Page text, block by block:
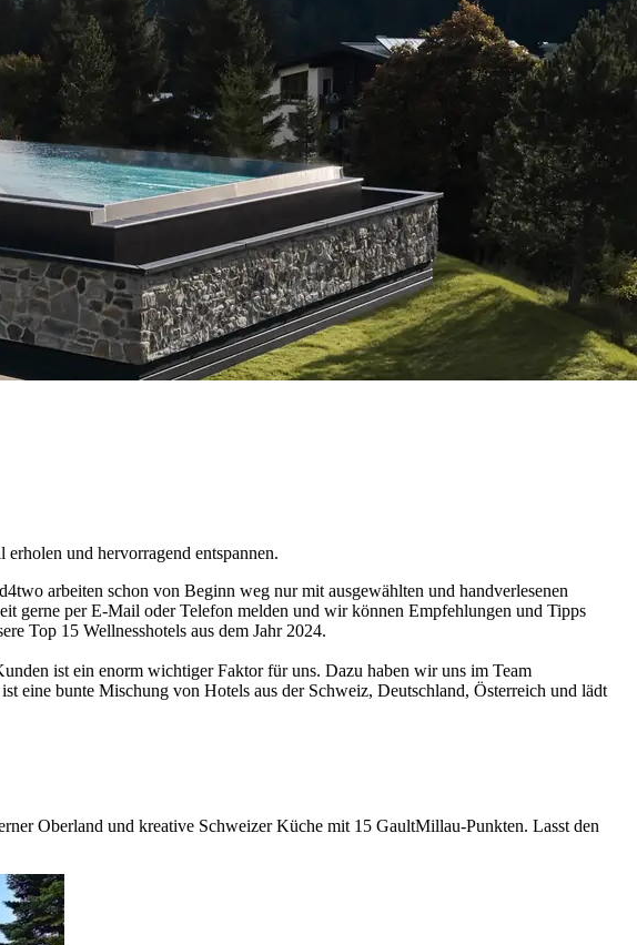
und hervorragend entspannen.
arbeiten schon von Beginn weg nur mit ausgewählten und handverlesenen
gerne per E-Mail oder Telefon melden und wir können Empfehlungen und Tipps
Top 15 Wellnesshotels aus dem Jahr 2024.
ist ein enorm wichtiger Faktor für uns. Dazu haben wir uns im Team
eine bunte Mischung von Hotels aus der Schweiz, Deutschland, Österreich und lädt
Oberland und kreative Schweizer Küche mit 15 GaultMillau-Punkten. Lasst den